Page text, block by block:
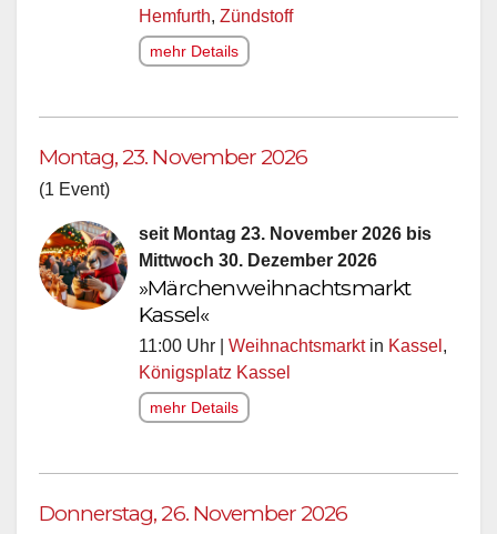
Hemfurth, Zündstoff
mehr Details
Montag, 23. November 2026
(1 Event)
seit Montag 23. November 2026 bis
Mittwoch 30. Dezember 2026
»Märchenweihnachtsmarkt
Kassel«
11:00 Uhr | Weihnachtsmarktin Kassel ,
Königsplatz Kassel
mehr Details
Donnerstag, 26. November 2026